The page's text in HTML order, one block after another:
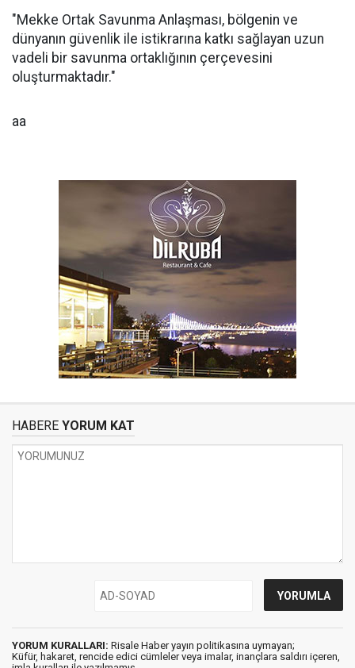
"Mekke Ortak Savunma Anlaşması, bölgenin ve
dünyanın güvenlik ile istikrarına katkı sağlayan uzun
vadeli bir savunma ortaklığının çerçevesini
oluşturmaktadır."
aa
HABERE YORUM KAT
YORUM KURALLARI: Risale Haber yayın politikasına uymayan;
Küfür, hakaret, rencide edici cümleler veya imalar, inançlara saldırı içeren,